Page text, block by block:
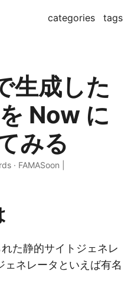
categories tags
生成した
Now に
みる
· FAMASoon |
た静的サイトジェネレ
ネレータといえば有名